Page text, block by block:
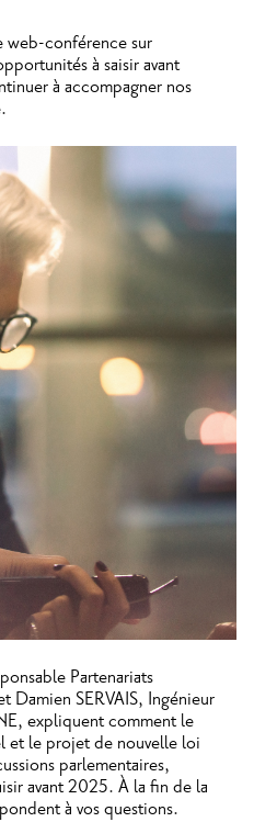
web-conférence sur
à saisir avant
à accompagner nos
Partenariats
Damien SERVAIS, Ingénieur
expliquent comment le
et le projet de nouvelle loi
parlementaires,
avant 2025. À la fin de la
à vos questions.